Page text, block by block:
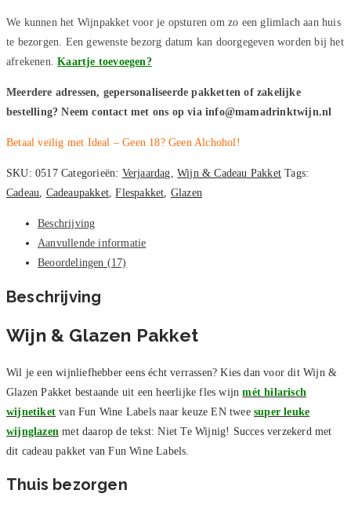
We kunnen het Wijnpakket voor je opsturen om zo een glimlach aan huis
te bezorgen. Een gewenste bezorg datum kan doorgegeven worden bij het
afrekenen.Kaartje toevoegen?
Meerdere adressen, gepersonaliseerde pakketten of zakelijke
bestelling? Neem contact met ons op via info@mamadrinktwijn.nl
Betaal veilig met Ideal – Geen 18? Geen Alchohol!
SKU: 0517 Categorieën: Verjaardag,Wijn & Cadeau Pakket Tags:
Cadeau, Cadeaupakket,Flespakket, Glazen
Beschrijving
Aanvullende informatie
Beoordelingen (17)
Beschrijving
Wijn & Glazen Pakket
Wil je een wijnliefhebber eens écht verrassen? Kies dan voor dit Wijn &
Glazen Pakket bestaande uit een heerlijke fles wijnmét hilarisch
wijnetiket van Fun Wine Labels naar keuze EN tweesuper leuke
wijnglazen met daarop de tekst: Niet Te Wijnig! Succes verzekerd met
dit cadeau pakket van Fun Wine Labels.
Thuis bezorgen